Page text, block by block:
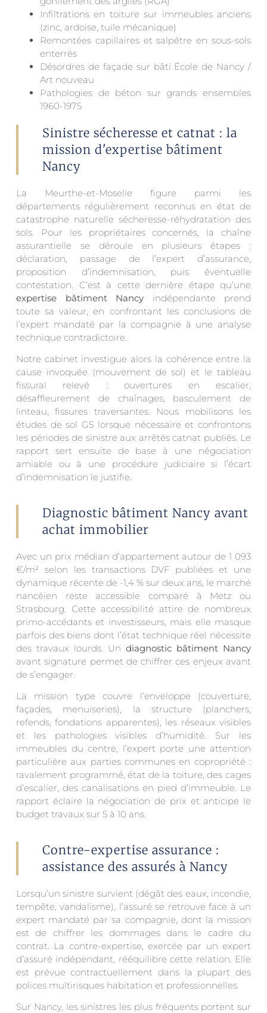
Infiltrations en toiture sur immeubles anciens
(zinc, ardoise, tuile mécanique)
Remontées capillaires et salpêtre en sous-sols
enterrés
Désordres de façade sur bâti École de Nancy /
Art nouveau
Pathologies de béton sur grands ensembles
1960-1975
Sinistre sécheresse et catnat : la
mission d'expertise bâtiment
Nancy
La Meurthe-et-Moselle figure parmi les
départements régulièrement reconnus en état de
catastrophe naturelle sécheresse-réhydratation des
sols. Pour les propriétaires concernés, la chaîne
assurantielle se déroule en plusieurs étapes :
déclaration, passage de l’expert d’assurance,
proposition d’indemnisation, puis éventuelle
contestation. C’est à cette dernière étape qu’une
expertise bâtiment Nancy indépendante prend
toute sa valeur, en confrontant les conclusions de
l’expert mandaté par la compagnie à une analyse
technique contradictoire.
Notre cabinet investigue alors la cohérence entre la
cause invoquée (mouvement de sol) et le tableau
fissural relevé : ouvertures en escalier,
désaffleurement de chaînages, basculement de
linteau, fissures traversantes. Nous mobilisons les
études de sol G5 lorsque nécessaire et confrontons
les périodes de sinistre aux arrêtés catnat publiés. Le
rapport sert ensuite de base à une négociation
amiable ou à une procédure judiciaire si l’écart
d’indemnisation le justifie.
Diagnostic bâtiment Nancy avant
achat immobilier
Avec un prix médian d’appartement autour de 1 093
€/m² selon les transactions DVF publiées et une
dynamique récente de -1,4 % sur deux ans, le marché
nancéien reste accessible comparé à Metz ou
Strasbourg. Cette accessibilité attire de nombreux
primo-accédants et investisseurs, mais elle masque
parfois des biens dont l’état technique réel nécessite
des travaux lourds. Un diagnostic bâtiment Nancy
avant signature permet de chiffrer ces enjeux avant
de s’engager.
La mission type couvre l’enveloppe (couverture,
façades, menuiseries), la structure (planchers,
refends, fondations apparentes), les réseaux visibles
et les pathologies visibles d’humidité. Sur les
immeubles du centre, l’expert porte une attention
particulière aux parties communes en copropriété :
ravalement programmé, état de la toiture, des cages
d’escalier, des canalisations en pied d’immeuble. Le
rapport éclaire la négociation de prix et anticipe le
budget travaux sur 5 à 10 ans.
Contre-expertise assurance :
assistance des assurés à Nancy
Lorsqu’un sinistre survient (dégât des eaux, incendie,
tempête, vandalisme), l’assuré se retrouve face à un
expert mandaté par sa compagnie, dont la mission
est de chiffrer les dommages dans le cadre du
contrat. La contre-expertise, exercée par un expert
d’assuré indépendant, rééquilibre cette relation. Elle
est prévue contractuellement dans la plupart des
polices multirisques habitation et professionnelles.
Sur Nancy, les sinistres les plus fréquents portent sur